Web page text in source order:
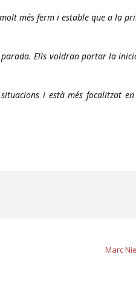
més ferm i estable que a la
Ells voldran portar la
i està més focalitzat
Marc